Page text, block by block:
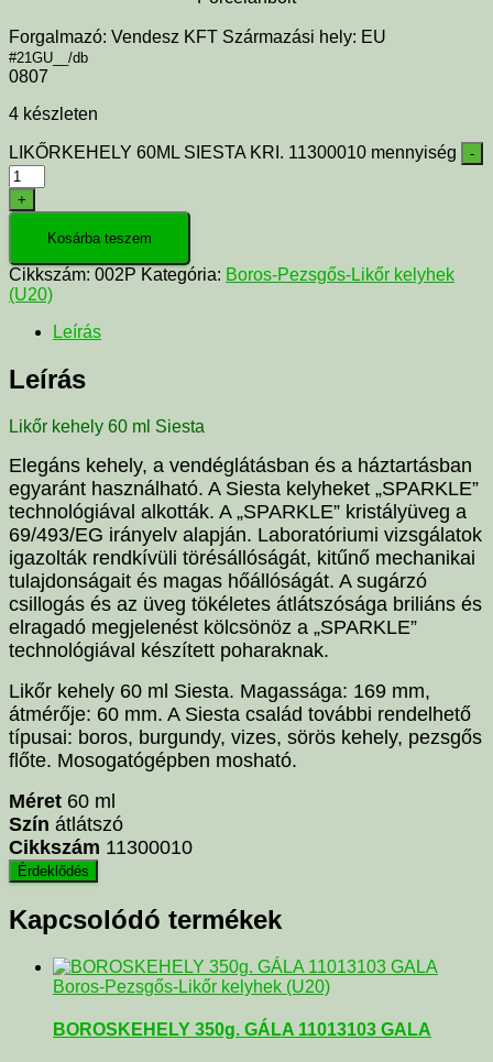
Forgalmazó: Vendesz KFT Származási hely: EU
#21GU__/db
0807
4 készleten
LIKŐRKEHELY 60ML SIESTA KRI. 11300010 mennyiség -
+
Kosárba teszem
Cikkszám: 002P Kategória: Boros-Pezsgős-Likőr kelyhek
(U20)
Leírás
Leírás
Likőr kehely 60 ml Siesta
Elegáns kehely, a vendéglátásban és a háztartásban
egyaránt használható. A Siesta kelyheket „SPARKLE”
technológiával alkották. A „SPARKLE” kristályüveg a
69/493/EG irányelv alapján. Laboratóriumi vizsgálatok
igazolták rendkívüli törésállóságát, kitűnő mechanikai
tulajdonságait és magas hőállóságát. A sugárzó
csillogás és az üveg tökéletes átlátszósága briliáns és
elragadó megjelenést kölcsönöz a „SPARKLE”
technológiával készített poharaknak.
Likőr kehely 60 ml Siesta. Magassága: 169 mm,
átmérője: 60 mm. A Siesta család további rendelhető
típusai: boros, burgundy, vizes, sörös kehely, pezsgős
flőte. Mosogatógépben mosható.
Méret 60 ml
Szín átlátszó
Cikkszám 11300010
Kapcsolódó termékek
Boros-Pezsgős-Likőr kelyhek (U20)
BOROSKEHELY 350g. GÁLA 11013103 GALA